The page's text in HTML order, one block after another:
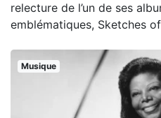
relecture de l’un de ses
emblématiques, Sketches
Musique